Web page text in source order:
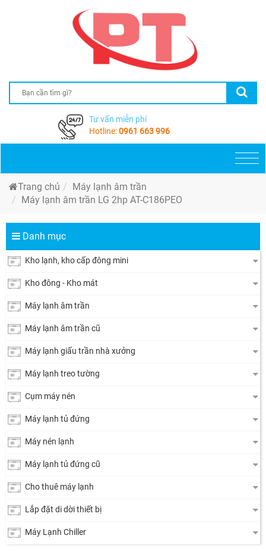
Tư vấn miễn phí
Hotline:0961 663 996
Trang chủ
Máy lạnh âm trần
Máy lạnh âm trần LG 2hp AT-C186PEO
Danh mục
Kho lạnh, kho cấp đông mini
Kho đông - Kho mát
Máy lạnh âm trần
Máy lạnh âm trần cũ
Máy lạnh giấu trần nhà xưởng
Máy lạnh treo tường
Cụm máy nén
Máy lạnh tủ đứng
Máy nén lạnh
Máy lạnh tủ đứng cũ
Cho thuê máy lạnh
Lắp đặt di dời thiết bị
Máy Lạnh Chiller